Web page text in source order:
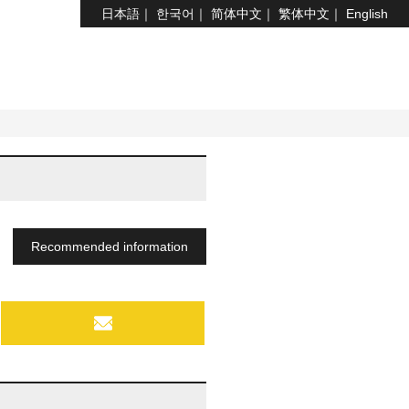
日本語 한국어 简体中文 繁体中文 English
Recommended information